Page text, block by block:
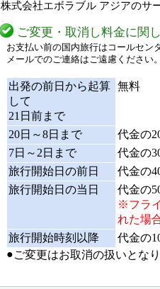
株式会社エボラブル アジアのサ
ご変更・取消し料金に関
お支払い前の国内旅行はコールセン
メールでのご連絡はご遠慮ください
出発の前日から起算
して
21日前まで
無料
20日～8日まで
代金の
7日～2日まで
代金の
旅行開始日の前日
代金の
旅行開始日の当日
代金の
※フラ
れた場
旅行開始時刻以降
代金の
●ご変更はお取消の扱いとな